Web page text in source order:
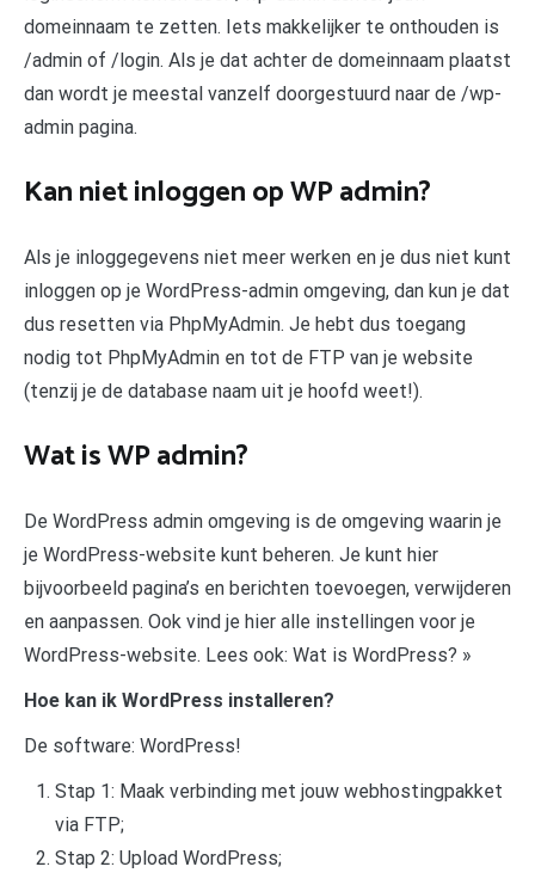
domeinnaam te zetten. Iets makkelijker te onthouden is
/admin of /login. Als je dat achter de domeinnaam plaatst
dan wordt je meestal vanzelf doorgestuurd naar de /wp-
admin pagina.
Kan niet inloggen op WP admin?
Als je inloggegevens niet meer werken en je dus niet kunt
inloggen op je WordPress-admin omgeving, dan kun je dat
dus resetten via PhpMyAdmin. Je hebt dus toegang
nodig tot PhpMyAdmin en tot de FTP van je website
(tenzij je de database naam uit je hoofd weet!).
Wat is WP admin?
De WordPress admin omgeving is de omgeving waarin je
je WordPress-website kunt beheren. Je kunt hier
bijvoorbeeld pagina’s en berichten toevoegen, verwijderen
en aanpassen. Ook vind je hier alle instellingen voor je
WordPress-website. Lees ook: Wat is WordPress? »
Hoe kan ik WordPress installeren?
De software: WordPress!
Stap 1: Maak verbinding met jouw webhostingpakket
via FTP;
Stap 2: Upload WordPress;